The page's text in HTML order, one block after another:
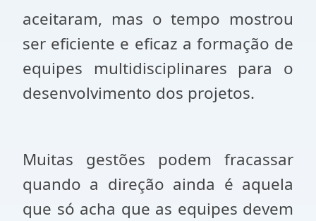
aceitaram, mas o tempo mostrou
ser eficiente e eficaz a formação de
equipes multidisciplinares para o
desenvolvimento dos projetos.
Muitas gestões podem fracassar
quando a direção ainda é aquela
que só acha que as equipes devem